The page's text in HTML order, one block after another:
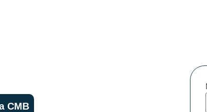
CMB